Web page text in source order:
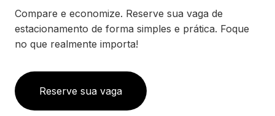
Compare e economize. Reserve sua vaga de
estacionamento de forma simples e prática. Foque
no que realmente importa!
Reserve sua vaga